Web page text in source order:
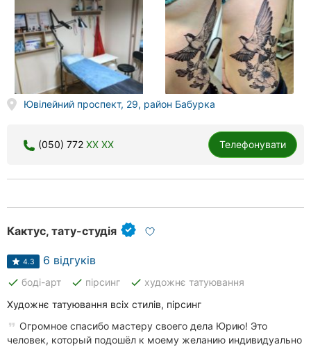
Ювілейний проспект, 29, район Бабурка
(050) 772 XX XX Телефонувати
Кактус, тату-студія
4.3 6 відгуків
done боді-арт done пірсинг done художнє татуювання
Художнє татуювання всіх стилів, пірсинг
Огромное спасибо мастеру своего дела Юрию! Это
человек, который подошёл к моему желанию индивидуально